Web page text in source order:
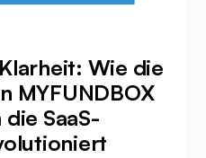
Wie die
MYFUNDBOX
SaaS-